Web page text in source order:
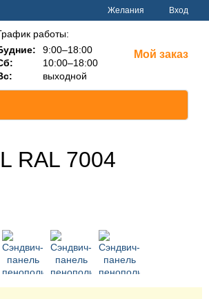
Желания Вход
работы:
9:00–18:00
10:00–18:00
выходной
Мой заказ
RAL 7004